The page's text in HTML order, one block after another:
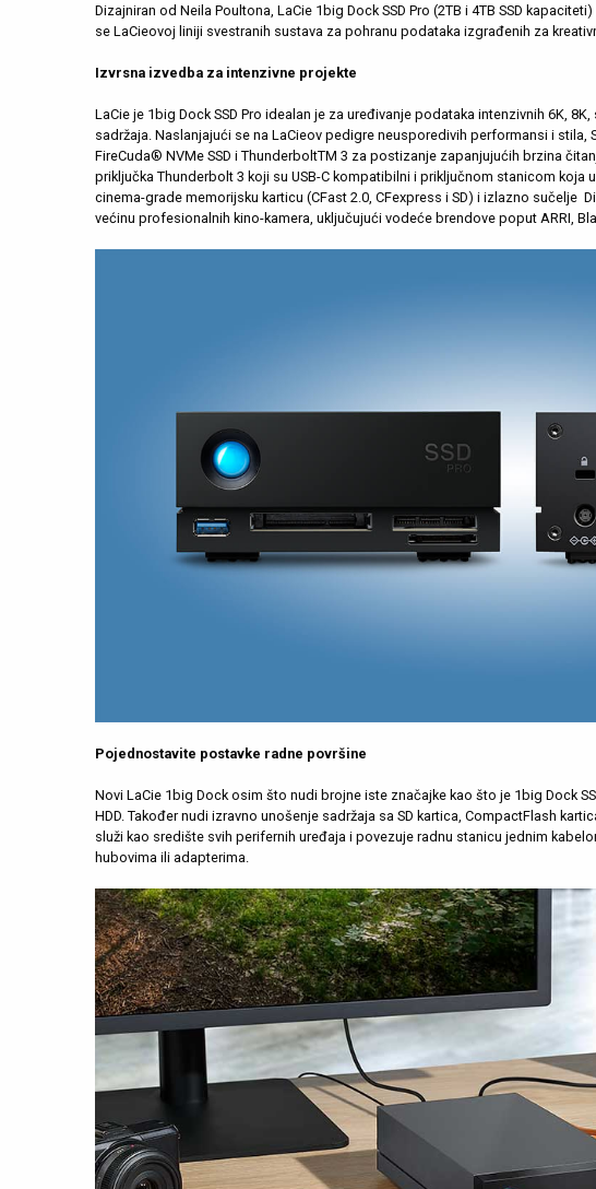
Dizajniran od Neila Poultona, LaCie 1big Dock SSD Pro (2TB i 4TB SSD
se LaCieovoj liniji svestranih sustava za pohranu podataka izgrađenih za
Izvrsna izvedba za intenzivne projekte
LaCie je 1big Dock SSD Pro idealan je za uređivanje podataka intenzivnih 6K,
sadržaja. Naslanjajući se na LaCieov pedigre neusporedivih performansi i stila,
FireCuda® NVMe SSD i ThunderboltTM 3 za postizanje zapanjujućih brzina
priključka Thunderbolt 3 koji su USB-C kompatibilni i priključnom stanicom koja
cinema-grade memorijsku karticu (CFast 2.0, CFexpress i SD) i izlazno sučelje
većinu profesionalnih kino-kamera, uključujući vodeće brendove poput ARRI,
Pojednostavite postavke radne površine
Novi LaCie 1big Dock osim što nudi brojne iste značajke kao što je 1big Dock
HDD. Također nudi izravno unošenje sadržaja sa SD kartica, CompactFlash
služi kao središte svih perifernih uređaja i povezuje radnu stanicu jednim
hubovima ili adapterima.